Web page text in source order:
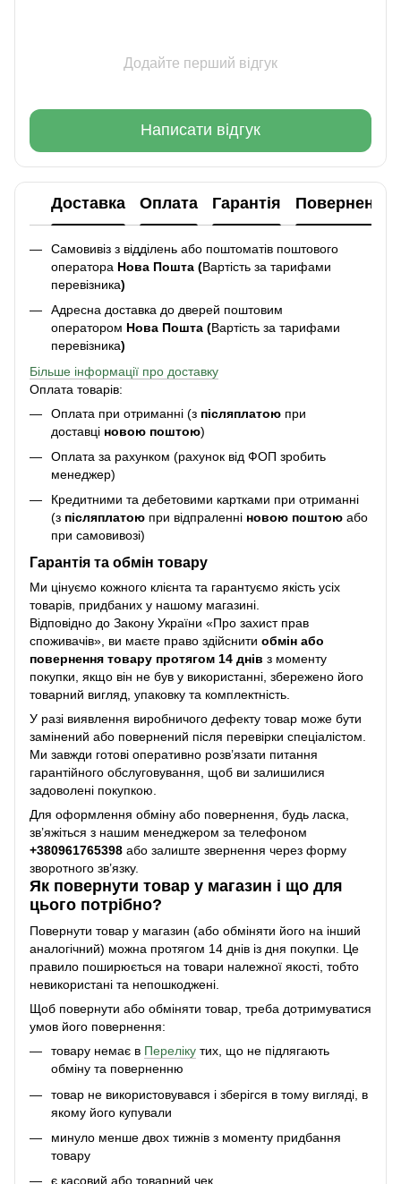
Додайте перший відгук
Написати відгук
Доставка Оплата Гарантія Повернення
Самовивіз з відділень або поштоматів поштового
оператора Нова Пошта (Вартість за тарифами
перевізника)
Адресна доставка до дверей поштовим
оператором Нова Пошта (Вартість за тарифами
перевізника)
Більше інформації про доставку
Оплата товарів:
Оплата при отриманні (з післяплатою при
доставці новою поштою)
Оплата за рахунком (рахунок від ФОП зробить
менеджер)
Кредитними та дебетовими картками при отриманні
(з післяплатою при відпраленні новою поштою або
при самовивозі)
Гарантія та обмін товару
Ми цінуємо кожного клієнта та гарантуємо якість усіх
товарів, придбаних у нашому магазині.
Відповідно до Закону України «Про захист прав
споживачів», ви маєте право здійснити обмін або
повернення товару протягом 14 днів з моменту
покупки, якщо він не був у використанні, збережено його
товарний вигляд, упаковку та комплектність.
У разі виявлення виробничого дефекту товар може бути
замінений або повернений після перевірки спеціалістом.
Ми завжди готові оперативно розв’язати питання
гарантійного обслуговування, щоб ви залишилися
задоволені покупкою.
Для оформлення обміну або повернення, будь ласка,
зв’яжіться з нашим менеджером за телефоном
+380961765398 або залиште звернення через форму
зворотного зв’язку.
Як повернути товар у магазин і що для
цього потрібно?
Повернути товар у магазин (або обміняти його на інший
аналогічний) можна протягом 14 днів із дня покупки. Це
правило поширюється на товари належної якості, тобто
невикористані та непошкоджені.
Щоб повернути або обміняти товар, треба дотримуватися
умов його повернення:
товару немає в Переліку тих, що не підлягають
обміну та поверненню
товар не використовувався і зберігся в тому вигляді, в
якому його купували
минуло менше двох тижнів з моменту придбання
товару
є касовий або товарний чек